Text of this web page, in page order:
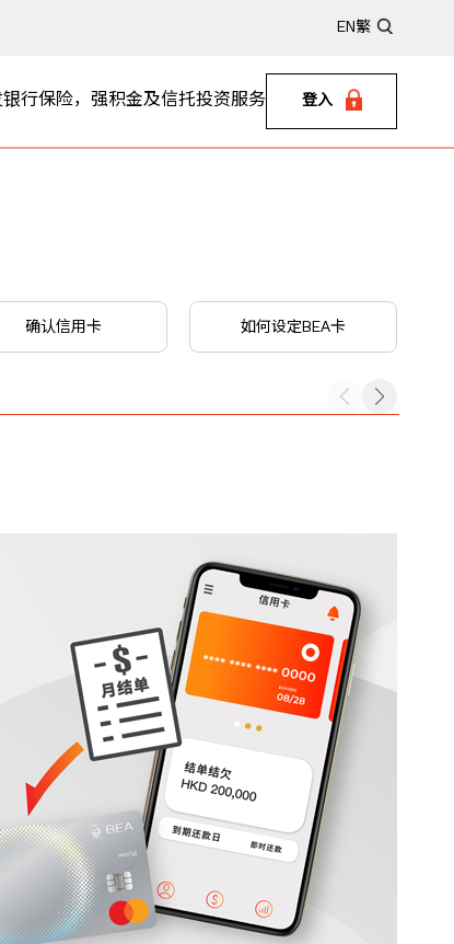
EN 繁
银行保险，强积金及信托投资服务 登入
确认信用卡 如何设定BEA卡